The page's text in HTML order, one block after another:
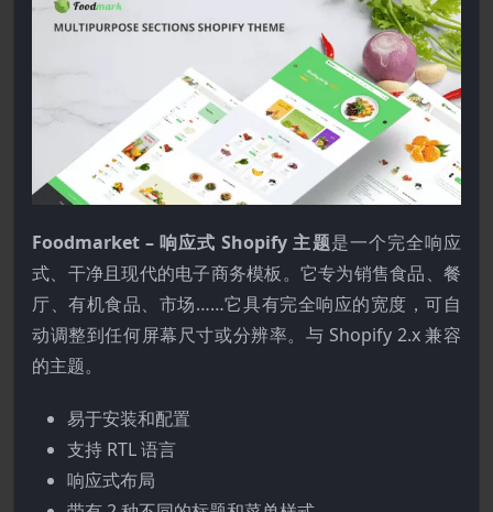
Foodmarket – 响应式 Shopify 主题是一个完全响应
式、干净且现代的电子商务模板。它专为销售食品、餐
厅、有机食品、市场……它具有完全响应的宽度，可自
动调整到任何屏幕尺寸或分辨率。与 Shopify 2.x 兼容
的主题。
易于安装和配置
支持 RTL 语言
响应式布局